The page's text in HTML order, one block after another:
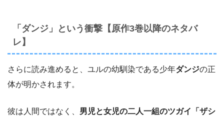
「ダンジ」という衝撃【原作3巻以降のネタバ
レ】
さらに読み進めると、ユルの幼馴染である少年ダンジの正
体が明かされます。
彼は人間ではなく、 男児と女児の二人一組のツガイ「ザシ